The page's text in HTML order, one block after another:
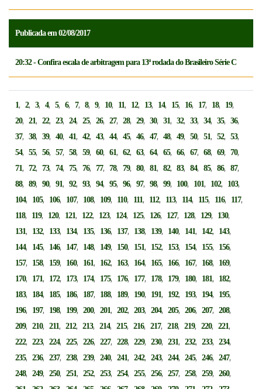
Publicada em 02/08/2017
20:32 - Confira escala de arbitragem para 13ª rodada do Brasileiro Série C
1,2,3,4,5,6,7,8,9, 10, 11, 12, 13, 14, 15, 16, 17, 18, 19,
20,21,22,23,24,25,26,27,28,29,30,31,32,33,34,35,36,
37,38,39,40,41,42,43,44,45,46,47,48,49,50,51,52,53,
54,55,56,57,58,59,60,61,62,63,64,65,66,67,68,69,70,
71,72,73,74,75,76,77,78,79,80,81,82,83,84,85,86,87,
88,89,90,91,92,93,94,95,96,97,98,99, 100, 101, 102, 103,
104, 105, 106, 107, 108, 109, 110, 111, 112, 113, 114, 115, 116, 117,
118, 119, 120, 121, 122, 123, 124, 125, 126, 127, 128, 129, 130,
131, 132, 133, 134, 135, 136, 137, 138, 139, 140, 141, 142, 143,
144, 145, 146, 147, 148, 149, 150, 151, 152, 153, 154, 155, 156,
157, 158, 159, 160, 161, 162, 163, 164, 165, 166, 167, 168, 169,
170, 171, 172, 173, 174, 175, 176, 177, 178, 179, 180, 181, 182,
183, 184, 185, 186, 187, 188, 189, 190, 191, 192, 193, 194, 195,
196, 197, 198, 199,200,201,202,203,204,205,206,207,208,
209,210,211,212,213,214,215,216,217,218,219,220,221,
222,223,224,225,226,227,228,229,230,231,232,233,234,
235,236,237,238,239,240,241,242,243,244,245,246,247,
248,249,250,251,252,253,254,255,256,257,258,259,260,